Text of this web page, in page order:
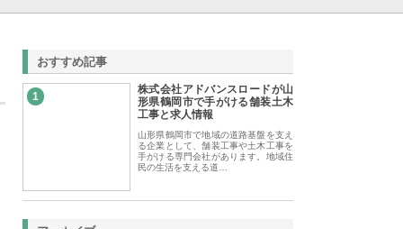
おすすめ記事
1
株式会社アドバンスロードが山
形県鶴岡市で手がける舗装土木
工事と求人情報
山形県鶴岡市で地域の道路基盤を支え
る企業として、舗装工事や土木工事を
手がける専門会社があります。地域住
民の生活を支える道…